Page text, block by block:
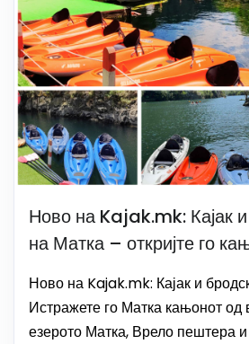
Ново на Kajak.mk: Кајак
на Матка – откријте го
Ново на Kajak.mk: Кајак и
Истражете го Матка кањонот од
езерото Матка, Врело пештера и